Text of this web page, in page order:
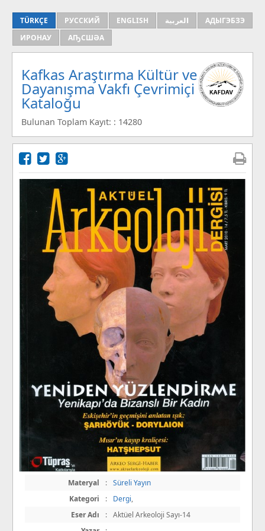
TÜRKÇE РУССКИЙ ENGLISH العربية
АДЫГЭБЗЭ
ИРОНАУ
АҦСШӘА
Kafkas Araştırma Kültür ve
Dayanışma Vakfı Çevrimiçi
Kataloğu
Bulunan Toplam Kayıt: : 14280
Materyal : Süreli Yayın
Kategori
: Dergi,
Eser Adı
: Aktüel Arkeoloji Sayı-14